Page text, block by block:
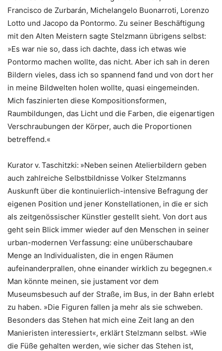
Francisco de Zurbarán, Michelangelo Buonarroti, Lorenzo
Lotto und Jacopo da Pontormo. Zu seiner Beschäftigung
mit den Alten Meistern sagte Stelzmann übrigens selbst:
»Es war nie so, dass ich dachte, dass ich etwas wie
Pontormo machen wollte, das nicht. Aber ich sah in deren
Bildern vieles, dass ich so spannend fand und von dort her
in meine Bildwelten holen wollte, quasi eingemeinden.
Mich faszinierten diese Kompositionsformen,
Raumbildungen, das Licht und die Farben, die eigenartigen
Verschraubungen der Körper, auch die Proportionen
betreffend.«
Kurator v. Taschitzki: »Neben seinen Atelierbildern geben
auch zahlreiche Selbstbildnisse Volker Stelzmanns
Auskunft über die kontinuierlich-intensive Befragung der
eigenen Position und jener Konstellationen, in die er sich
als zeitgenössischer Künstler gestellt sieht. Von dort aus
geht sein Blick immer wieder auf den Menschen in seiner
urban-modernen Verfassung: eine unüberschaubare
Menge an Individualisten, die in engen Räumen
aufeinanderprallen, ohne einander wirklich zu begegnen.«
Man könnte meinen, sie justament vor dem
Museumsbesuch auf der Straße, im Bus, in der Bahn erlebt
zu haben. »Die Figuren fallen ja mehr als sie schweben.
Besonders das Stehen hat mich eine Zeit lang an den
Manieristen interessiert«, erklärt Stelzmann selbst. »Wie
die Füße gehalten werden, wie sicher das Stehen ist,